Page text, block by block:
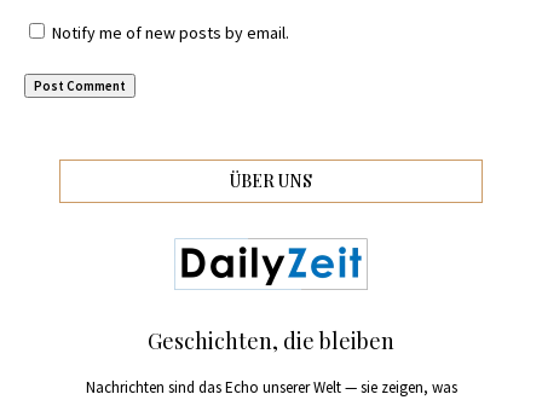
Notify me of new posts by email.
ÜBER UNS
Geschichten, die bleiben
Nachrichten sind das Echo unserer Welt — sie zeigen, was